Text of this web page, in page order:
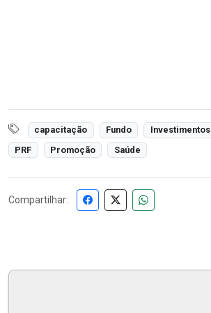
capacitação Fundo Investimentos
PRF
Promoção Saúde
Compartilhar: